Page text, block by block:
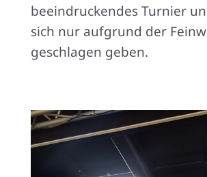
beeindruckendes Turnier
sich nur aufgrund der
geschlagen geben.